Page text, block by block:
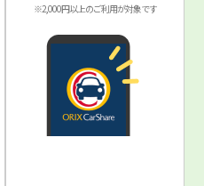
※2,000円以上のご利用が対象です